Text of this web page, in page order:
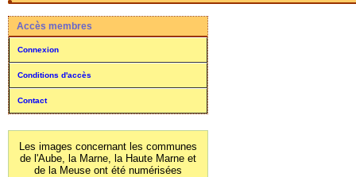
Accès membres
Connexion
Conditions d'accès
Contact
Les images concernant les communes
de l'Aube, la Marne, la Haute Marne et
de la Meuse ont été numérisées